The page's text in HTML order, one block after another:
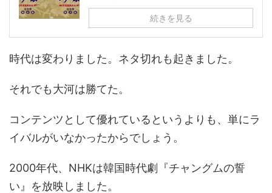
続きを見る
時代は変わりました。ネタ切れも起きました。
それでも大河は勝てた。
コンテンツとして優れているというよりも、単にラ
イバルがいなかったからでしょう。
2000年代、NHKは韓国時代劇『チャングムの誓
い』を放映しました。